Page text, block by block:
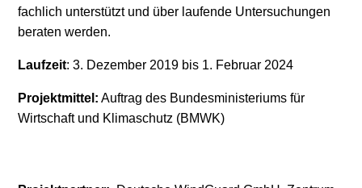
Wärme
Wasserstoff
Newsletter
Infomaterial
fachlich unterstützt und über laufende Untersuchungen
beraten werden.
Laufzeit: 3. Dezember 2019 bis 1. Februar 2024
Projektmittel: Auftrag des Bundesministeriums für
Wirtschaft und Klimaschutz (BMWK)